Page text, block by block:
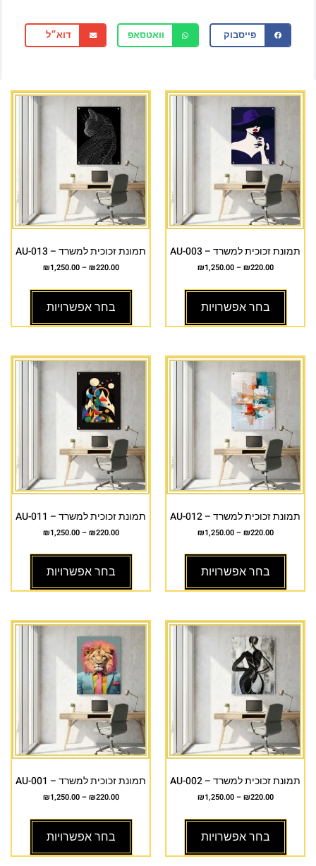
פייסבוק וואטסאפ דוא״ל
תמונת זכוכית למשרד – AU-003
₪220.00
–
₪1,250.00
בחר אפשרויות
תמונת זכוכית למשרד – AU-013
₪220.00
–
₪1,250.00
בחר אפשרויות
תמונת זכוכית למשרד – AU-012
₪220.00
–
₪1,250.00
בחר אפשרויות
תמונת זכוכית למשרד – AU-011
₪220.00
–
₪1,250.00
בחר אפשרויות
תמונת זכוכית למשרד – AU-002
₪220.00
–
₪1,250.00
בחר אפשרויות
תמונת זכוכית למשרד – AU-001
₪220.00
–
₪1,250.00
בחר אפשרויות